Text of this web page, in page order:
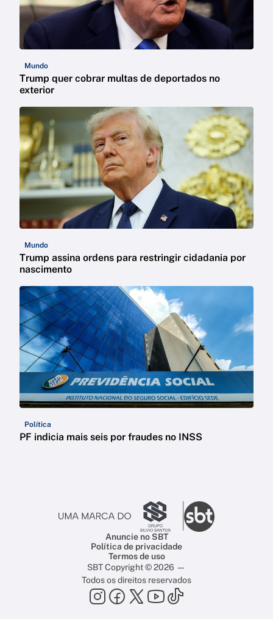
Mundo
Trump quer cobrar multas de deportados no
exterior
Mundo
Trump assina ordens para restringir cidadania por
nascimento
Política
PF indicia mais seis por fraudes no INSS
Anuncie no SBT
Política de privacidade
Termos de uso
SBT Copyright © 2026 —
Todos os direitos reservados